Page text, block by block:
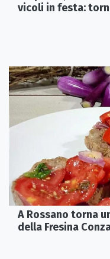
vicoli in festa:
A Rossano torna
della Fresina